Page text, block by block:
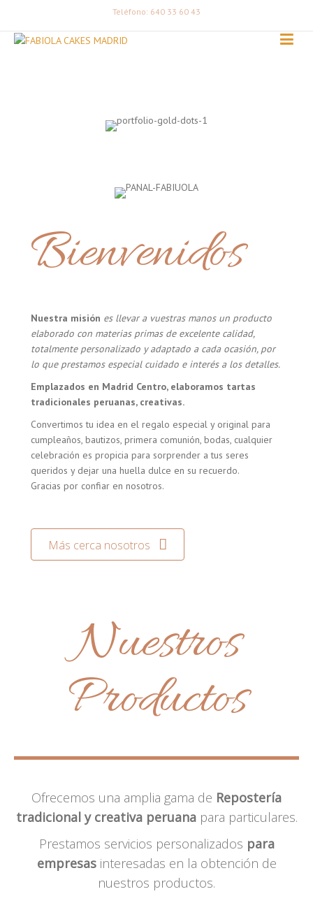
Teléfono: 640 33 60 43
Bienvenidos
Nuestra misión es llevar a vuestras manos un producto
elaborado con materias primas de excelente calidad,
totalmente personalizado y adaptado a cada ocasión, por
lo que prestamos especial cuidado e interés a los detalles.
Emplazados en Madrid Centro, elaboramos tartas
tradicionales peruanas, creativas.
Convertimos tu idea en el regalo especial y original para
cumpleaños, bautizos, primera comunión, bodas, cualquier
celebración es propicia para sorprender a tus seres
queridos y dejar una huella dulce en su recuerdo.
Gracias por confiar en nosotros.
Más cerca nosotros
Nuestros
Productos
Ofrecemos una amplia gama de Repostería
tradicional y creativa peruanapara particulares.
Prestamos servicios personalizados para
empresasinteresadas en la obtención de
nuestros productos.